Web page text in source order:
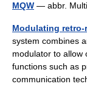
MQW — abbr.
Modulating
system combines
modulator to allow
functions such as
communication